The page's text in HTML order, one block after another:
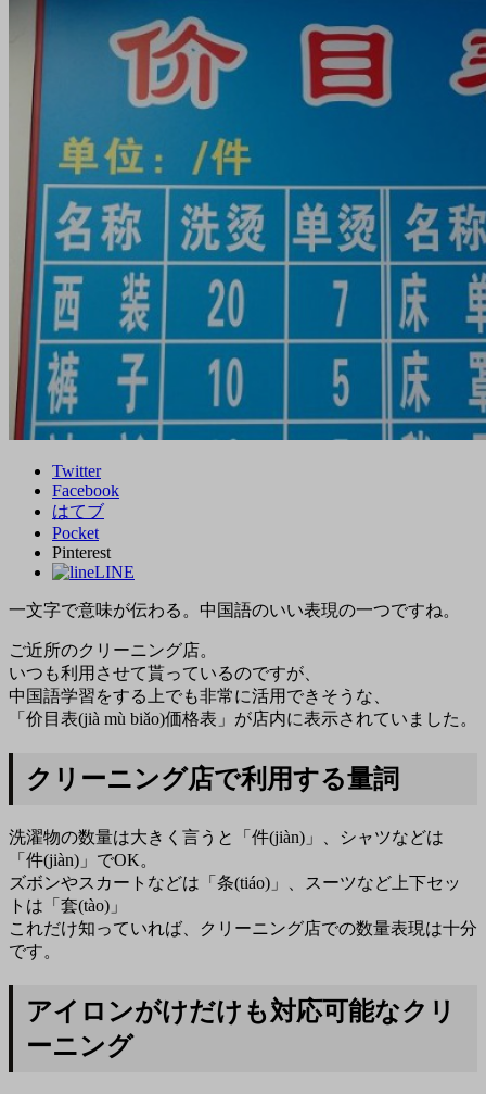
Twitter
Facebook
はてブ
Pocket
Pinterest
LINE
一文字で意味が伝わる。中国語のいい表現の一つですね。
ご近所のクリーニング店。
いつも利用させて貰っているのですが、
中国語学習をする上でも非常に活用できそうな、
「价目表(jià mù biǎo)価格表」が店内に表示されていました。
クリーニング店で利用する量詞
洗濯物の数量は大きく言うと「件(jiàn)」、シャツなどは
「件(jiàn)」でOK。
ズボンやスカートなどは「条(tiáo)」、スーツなど上下セッ
トは「套(tào)」
これだけ知っていれば、クリーニング店での数量表現は十分
です。
アイロンがけだけも対応可能なクリ
ーニング